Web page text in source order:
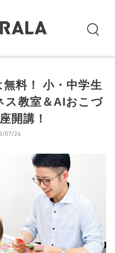
無料！ 小・中学生
ス教室＆AIおこづ
開講！
07/24